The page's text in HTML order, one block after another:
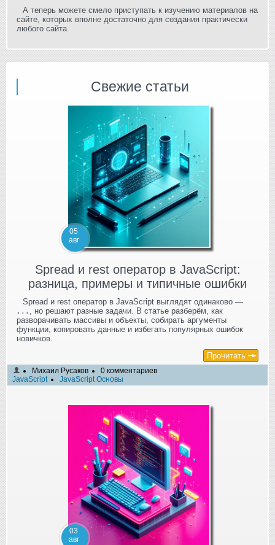
А теперь можете смело приступать к изучению материалов на
сайте, которых вполне достаточно для создания практически
любого сайта.
Свежие статьи
05
авг
Spread и rest оператор в JavaScript:
разница, примеры и типичные ошибки
Spread и rest оператор в JavaScript выглядят одинаково —
...
, но решают разные задачи. В статье разберём, как
разворачивать массивы и объекты, собирать аргументы
функции, копировать данные и избегать популярных ошибок
новичков.
Прочитать
Михаил Русаков
0 комментариев
JavaScript
JavaScript Основы
03
авг